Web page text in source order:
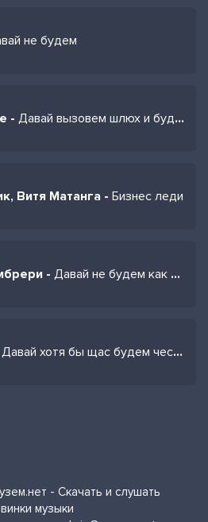
не будем
- Давай вызовем шлюх и будем ебать
Витя Матанга - Бизнес леди
- Давай не будем как скучные люди
Давай хотя бы щас будем честны с собой
- Скачать и слушать
музыки